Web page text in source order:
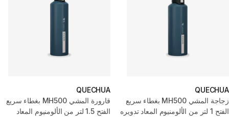
QUECHUA
زجاجة المشي MH500 بغطاء سريع
الفتح 1 لتر من الألومنيوم المعاد تدويره
QUECHUA
قارورة المشي MH500 بغطاء سريع
الفتح 1.5 لتر من الألومنيوم المعاد